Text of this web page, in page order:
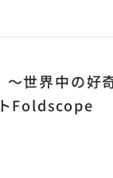
〜世界中の好
Foldscope